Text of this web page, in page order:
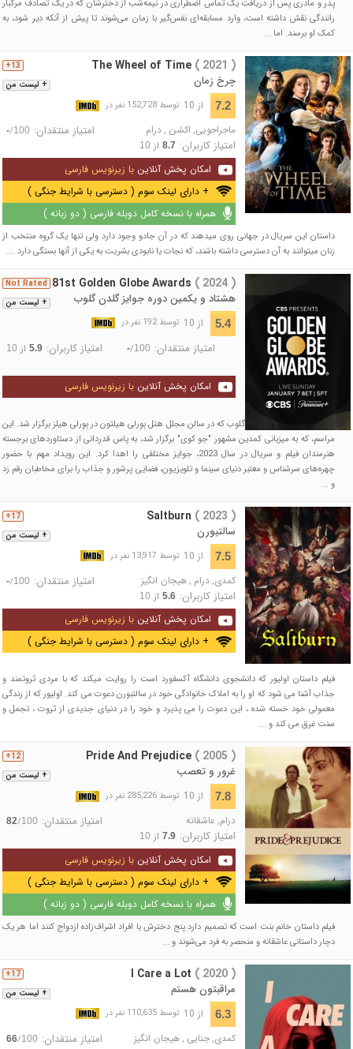
پدر و مادری پس از دریافت یک تماس اضطراری در نیمه‌شب از دخترشان که در یک تصادف مرگبار
رانندگی نقش داشته است، وارد مسابقه‌ای نفس‌گیر با زمان می‌شوند تا پیش از آنکه دیر شود، به
کمک او برسند. اما ...
+ لیست من
13+ The Wheel of Time ( 2021 )
چرخ زمان
7.2 از 10 توسط 152,728 نفر در
ماجراجویی, اکشن ,درام امتیاز منتقدان: -/100
امتیاز کاربران: 8.7از 10
امکان پخش آنلاین با زیرنویس فارسی
+ دارای لینک سوم ( دسترسی با شرایط جنگی )
همراه با نسخه کامل دوبله فارسی ( دو زبانه )
داستان این سریال در جهانی روی میدهند که در آن جادو وجود دارد ولی تنها یک گروه منتخب از
زنان میتوانند به آن دسترسی داشته باشند، که نجات یا نابودی بشریت به یکی از آنها بستگی دارد ....
+ لیست من
Not Rated 81st Golden Globe Awards ( 2024 )
هشتاد و یکمین دوره جوایز گلدن گلوب
5.4 از 10 توسط 192 نفر در
امتیاز منتقدان: -/100 امتیاز کاربران: 5.9از 10
امکان پخش آنلاین با زیرنویس فارسی
مراسم اهدای جوایز گلدن گلوب که در سالن مجلل هتل بِوِرلی هیلتون در بِوِرلی هیلز برگزار شد. این
مراسم، که به میزبانی کمدین مشهور "جو کوی" برگزار شد، به پاس قدردانی از دستاوردهای برجسته
هنرمندان فیلم و سریال در سال 2023، جوایز مختلفی را اهدا کرد. این رویداد مهم با حضور
چهره‌های سرشناس و معتبر دنیای سینما و تلویزیون، فضایی پرشور و جذاب را برای مخاطبان رقم زد
و ...
+ لیست من
17+ Saltburn ( 2023 )
سالتبورن
7.5 از 10 توسط 13,917 نفر در
کمدی,درام ,هیجان انگیز امتیاز منتقدان: -/100
امتیاز کاربران: 5.6از 10
امکان پخش آنلاین با زیرنویس فارسی
+ دارای لینک سوم ( دسترسی با شرایط جنگی )
فیلم داستان اولیور که دانشجوی دانشگاه آکسفورد است را روایت میکند که با مردی ثروتمند و
جذاب آشنا می شود که او را به املاک خانوادگی خود در سالتبورن دعوت می کند. اولیور که از زندگی
معمولی خود خسته شده ، این دعوت را می پذیرد و خود را در دنیای جدیدی از ثروت ، تجمل و
سنت غرق می کند و ...
+ لیست من
12+ Pride And Prejudice ( 2005 )
غرور و تعصب
7.8 از 10 توسط 285,226 نفر در
درام,عاشقانه امتیاز منتقدان: 82/100
امتیاز کاربران: 7.9از 10
امکان پخش آنلاین با زیرنویس فارسی
+ دارای لینک سوم ( دسترسی با شرایط جنگی )
همراه با نسخه کامل دوبله فارسی ( دو زبانه )
فیلم داستان خانم بنت است که تصمیم دارد پنج دخترش با افراد اشراف‌زاده ازدواج کنند اما هر یک
دچار داستانی عاشقانه و منحصر به فرد می‌شوند و ...
+ لیست من
17+ I Care a Lot ( 2020 )
مراقبتون هستم
6.3 از 10 توسط 110,635 نفر در
کمدی, جنایی , هیجان انگیز امتیاز منتقدان: 66/100